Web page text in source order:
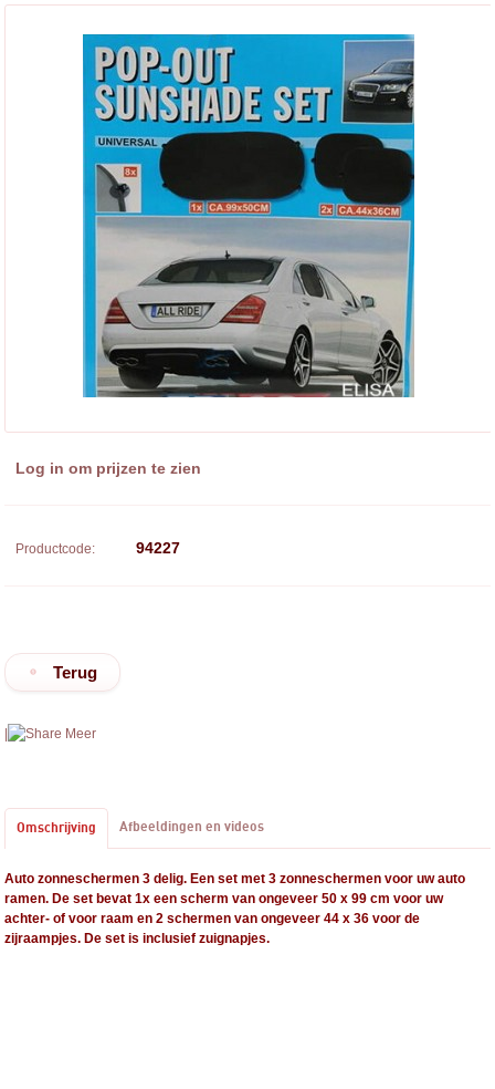
Log in om prijzen te zien
Productcode: 94227
Terug
Meer
Omschrijving Afbeeldingen en videos
Auto zonneschermen 3 delig. Een set met 3 zonneschermen voor uw auto
ramen. De set bevat 1x een scherm van ongeveer 50 x 99 cm voor uw
achter- of voor raam en 2 schermen van ongeveer 44 x 36 voor de
zijraampjes. De set is inclusief zuignapjes.